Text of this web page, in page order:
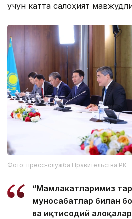
учун катта салоҳият
Фото: пресс-служба Правительства РК
“Мамлакатларимиз
муносабатлар билан
ва иқтисодий